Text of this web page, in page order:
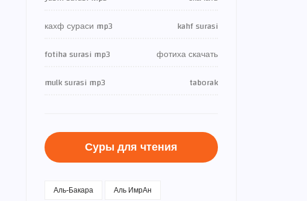
кахф сураси mp3
kahf surasi
fotiha surasi mp3
фотиха скачать
mulk surasi mp3
taborak
Суры для чтения
Аль-Бакара
Аль ИмрАн